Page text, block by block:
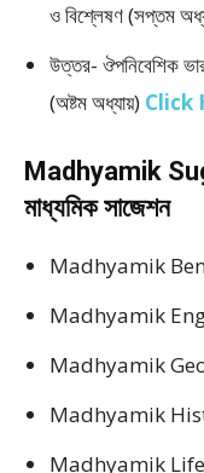
ও বিশ্লেষণ (সপ্তম
উত্তর- ঔপনিবেশিক
(অষ্টম অধ্যায়) Click
Madhyamik
মাধ্যমিক সাজেশন
Madhyamik
Madhyamik
Madhyamik
Madhyamik
Madhyamik